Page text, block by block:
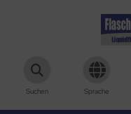
Suchen Sprache